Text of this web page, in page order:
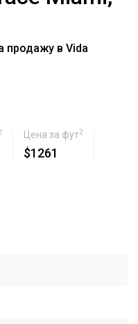
продажу в Vida
Цена за фут2
$1261